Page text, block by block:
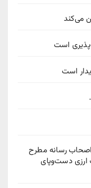
می‌کند
است
است
اصحاب رسانه مطرح
ارزی دست‌وپای